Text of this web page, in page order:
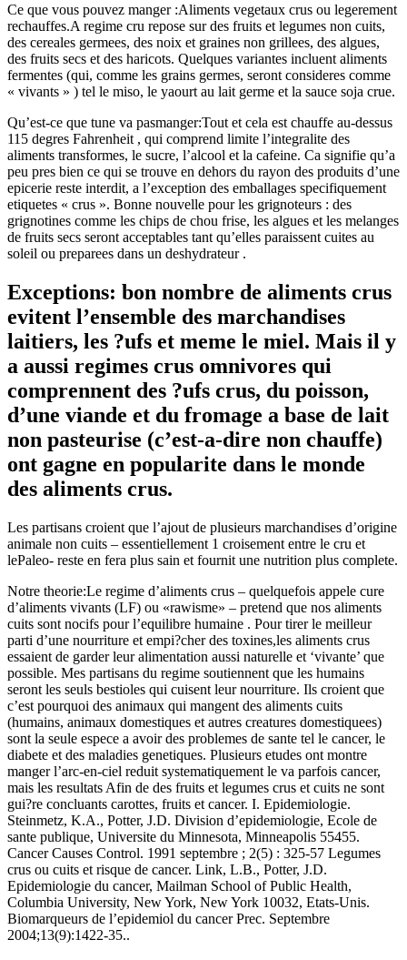
Ce que vous pouvez manger :Aliments vegetaux crus ou legerement
rechauffes.A regime cru repose sur des fruits et legumes non cuits,
des cereales germees, des noix et graines non grillees, des algues,
des fruits secs et des haricots. Quelques variantes incluent aliments
fermentes (qui, comme les grains germes, seront consideres comme
« vivants » ) tel le miso, le yaourt au lait germe et la sauce soja crue.
Qu’est-ce que tune va pasmanger:Tout et cela est chauffe au-dessus
115 degres Fahrenheit , qui comprend limite l’integralite des
aliments transformes, le sucre, l’alcool et la cafeine. Ca signifie qu’a
peu pres bien ce qui se trouve en dehors du rayon des produits d’une
epicerie reste interdit, a l’exception des emballages specifiquement
etiquetes « crus ». Bonne nouvelle pour les grignoteurs : des
grignotines comme les chips de chou frise, les algues et les melanges
de fruits secs seront acceptables tant qu’elles paraissent cuites au
soleil ou preparees dans un deshydrateur .
Exceptions: bon nombre de aliments crus
evitent l’ensemble des marchandises
laitiers, les ?ufs et meme le miel. Mais il y
a aussi regimes crus omnivores qui
comprennent des ?ufs crus, du poisson,
d’une viande et du fromage a base de lait
non pasteurise (c’est-a-dire non chauffe)
ont gagne en popularite dans le monde
des aliments crus.
Les partisans croient que l’ajout de plusieurs marchandises d’origine
animale non cuits – essentiellement 1 croisement entre le cru et
lePaleo- reste en fera plus sain et fournit une nutrition plus complete.
Notre theorie:Le regime d’aliments crus – quelquefois appele cure
d’aliments vivants (LF) ou «rawisme» – pretend que nos aliments
cuits sont nocifs pour l’equilibre humaine . Pour tirer le meilleur
parti d’une nourriture et empi?cher des toxines,les aliments crus
essaient de garder leur alimentation aussi naturelle et ‘vivante’ que
possible. Mes partisans du regime soutiennent que les humains
seront les seuls bestioles qui cuisent leur nourriture. Ils croient que
c’est pourquoi des animaux qui mangent des aliments cuits
(humains, animaux domestiques et autres creatures domestiquees)
sont la seule espece a avoir des problemes de sante tel le cancer, le
diabete et des maladies genetiques. Plusieurs etudes ont montre
manger l’arc-en-ciel reduit systematiquement le va parfois cancer,
mais les resultats Afin de des fruits et legumes crus et cuits ne sont
gui?re concluants carottes, fruits et cancer. I. Epidemiologie.
Steinmetz, K.A., Potter, J.D. Division d’epidemiologie, Ecole de
sante publique, Universite du Minnesota, Minneapolis 55455.
Cancer Causes Control. 1991 septembre ; 2(5) : 325-57 Legumes
crus ou cuits et risque de cancer. Link, L.B., Potter, J.D.
Epidemiologie du cancer, Mailman School of Public Health,
Columbia University, New York, New York 10032, Etats-Unis.
Biomarqueurs de l’epidemiol du cancer Prec. Septembre
2004;13(9):1422-35..